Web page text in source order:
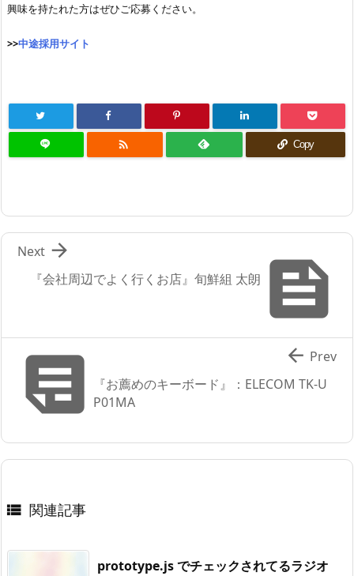
興味を持たれた方はぜひご応募ください。
>>中途採用サイト
 Copy

『会社周辺でよく行くお店』旬鮮組 太朗

Next
 『お薦めのキーボード』：ELECOM TK-U
P01MA
 Prev
 関連記事
prototype.js でチェックされてるラジオ